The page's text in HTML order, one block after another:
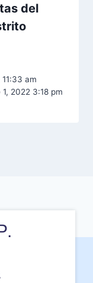
del
am
2022 3:18 pm